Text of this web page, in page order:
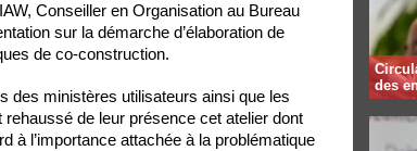
Conseiller en Organisation au Bureau
sur la démarche d’élaboration de
de co-construction.
des ministères utilisateurs ainsi que les
de leur présence cet atelier dont
à l’importance attachée à la problématique
des